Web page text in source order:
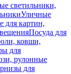
светильники,
Уличные
для картин,
Посуда для
ковши,
для
рулонные
для